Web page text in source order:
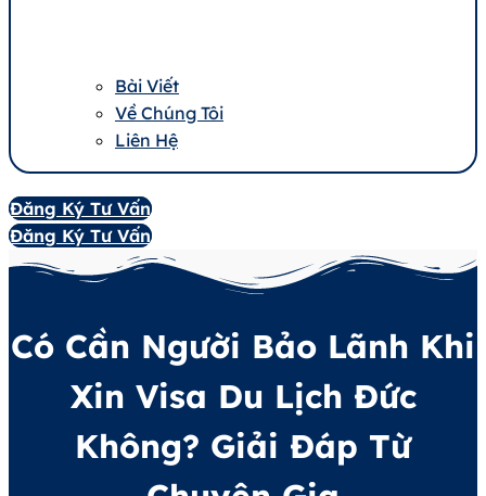
Bài Viết
Về Chúng Tôi
Liên Hệ
Đăng Ký Tư Vấn
Đăng Ký Tư Vấn
Có Cần Người Bảo Lãnh Khi
Xin Visa Du Lịch Đức
Không? Giải Đáp Từ